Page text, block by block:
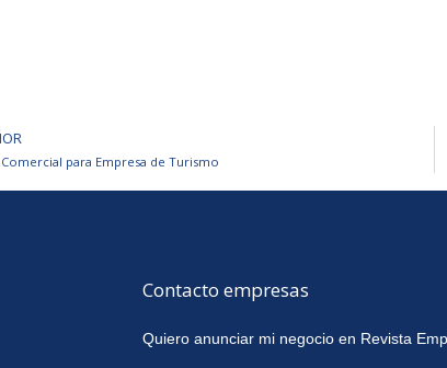
para Empresa de Turismo
Contacto empresas
Quiero anunciar mi negocio en Revista